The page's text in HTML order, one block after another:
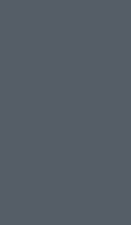
για
επέκταση
-
- Νέο
τον Stoxx
και